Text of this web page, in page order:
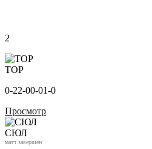
2
ТОР
0-22-00-01-0
Просмотр
СЮЛ
матч завершен